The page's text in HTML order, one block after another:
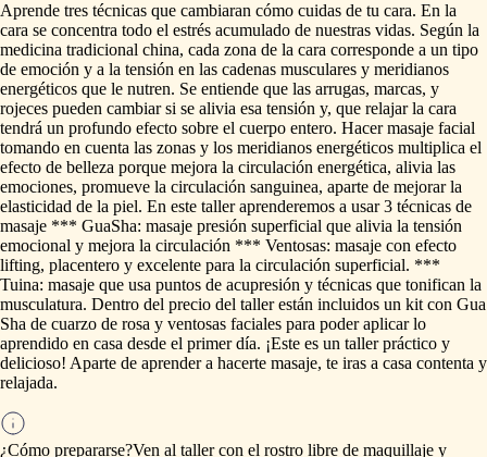
Aprende tres técnicas que cambiaran cómo cuidas de tu cara. En la
cara se concentra todo el estrés acumulado de nuestras vidas. Según la
medicina tradicional china, cada zona de la cara corresponde a un tipo
de emoción y a la tensión en las cadenas musculares y meridianos
energéticos que le nutren. Se entiende que las arrugas, marcas, y
rojeces pueden cambiar si se alivia esa tensión y, que relajar la cara
tendrá un profundo efecto sobre el cuerpo entero. Hacer masaje facial
tomando en cuenta las zonas y los meridianos energéticos multiplica el
efecto de belleza porque mejora la circulación energética, alivia las
emociones, promueve la circulación sanguinea, aparte de mejorar la
elasticidad de la piel. En este taller aprenderemos a usar 3 técnicas de
masaje *** GuaSha: masaje presión superficial que alivia la tensión
emocional y mejora la circulación *** Ventosas: masaje con efecto
lifting, placentero y excelente para la circulación superficial. ***
Tuina: masaje que usa puntos de acupresión y técnicas que tonifican la
musculatura. Dentro del precio del taller están incluidos un kit con Gua
Sha de cuarzo de rosa y ventosas faciales para poder aplicar lo
aprendido en casa desde el primer día. ¡Este es un taller práctico y
delicioso! Aparte de aprender a hacerte masaje, te iras a casa contenta y
relajada.
¿Cómo prepararse?Ven al taller con el rostro libre de maquillaje y